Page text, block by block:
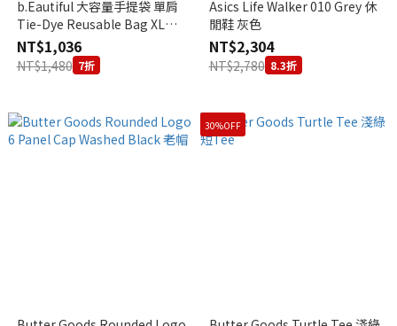
b.Eautiful 大容量手提袋 單肩
Tie-Dye Reusable Bag XL
(Navy)
NT$1,036
NT$1,480 7折
Asics Life Walker 010 Grey 休
閒鞋 灰色
NT$2,304
NT$2,780 8.3折
30%OFF